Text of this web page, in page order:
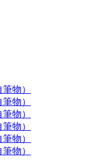
物）
物）
物）
物）
物）
物）